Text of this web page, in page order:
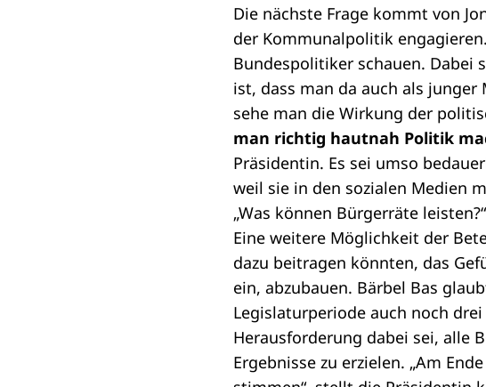
Die nächste Frage kommt von
der Kommunalpolitik
Bundespolitiker schauen. Dabei
ist, dass man da auch als junger
sehe man die Wirkung der
man richtig hautnah Politik
Präsidentin. Es sei umso
weil sie in den sozialen Medien
„Was können Bürgerräte leisten?“
Eine weitere Möglichkeit der
dazu beitragen könnten, das
ein, abzubauen. Bärbel Bas
Legislaturperiode auch noch
Herausforderung dabei sei, alle
Ergebnisse zu erzielen. „Am